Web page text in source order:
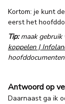
Kortom: je kunt
eerst het
Tip:maak gebruik
koppelen |
Antwoord op
Daarnaast ga ik